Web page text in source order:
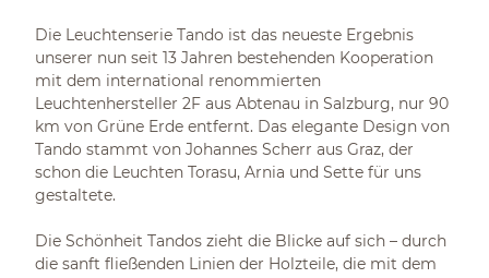
Die Leuchtenserie Tando ist das neueste Ergebnis
unserer nun seit 13 Jahren bestehenden Kooperation
mit dem international renommierten
Leuchtenhersteller 2F aus Abtenau in Salzburg, nur 90
km von Grüne Erde entfernt. Das elegante Design von
Tando stammt von Johannes Scherr aus Graz, der
schon die Leuchten Torasu, Arnia und Sette für uns
gestaltete.
Die Schönheit Tandos zieht die Blicke auf sich – durch
die sanft fließenden Linien der Holzteile, die mit dem